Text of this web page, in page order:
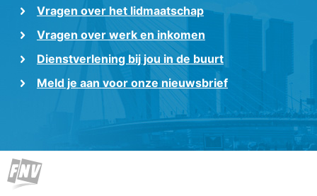
Vragen over het lidmaatschap
Vragen over werk en inkomen
Dienstverlening bij jou in de buurt
Meld je aan voor onze nieuwsbrief